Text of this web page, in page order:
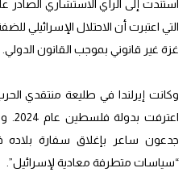
التي اعتبرت أن الاحتلال الإسرائيلي
غزة غير قانوني بموجب القانون الدولي.
وكانت إيرلندا في طليعة منتقدي
جدعون ساعر بإغلاق سفارة بلاده
“سياسات متطرفة معادية لإسرائيل”.